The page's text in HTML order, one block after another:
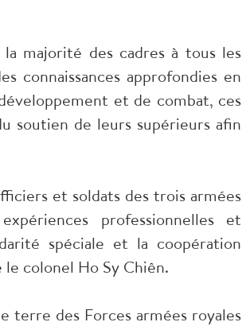
majorité des cadres à tous les
connaissances approfondies en
et de combat, ces
soutien de leurs supérieurs afin
et soldats des trois armées
professionnelles et
spéciale et la coopération
colonel Ho Sy Chiên.
terre des Forces armées royales